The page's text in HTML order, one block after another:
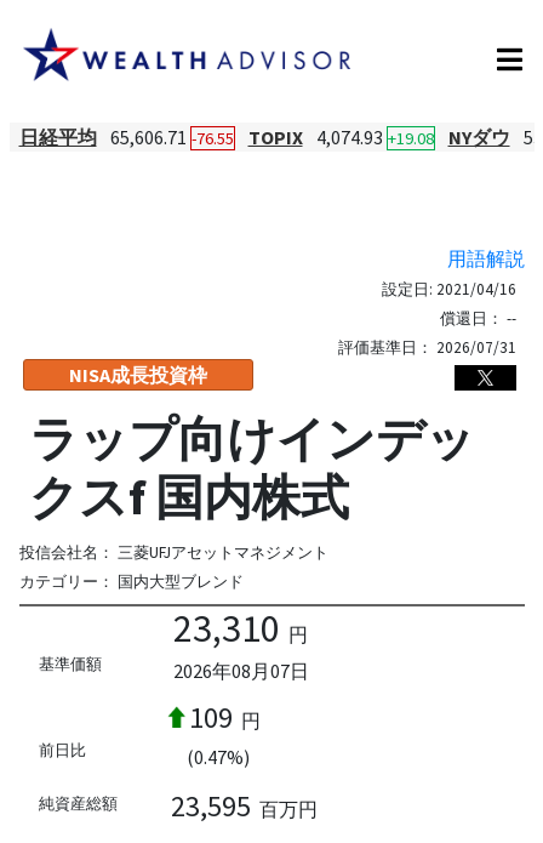
日経平均 65,606.71 -76.55 TOPIX 4,074.93 +19.08 NYダウ
用語解説
NISA成長投資枠
設定日: 2021/04/16
償還日： --
評価基準日： 2026/07/31
ラップ向けインデッ
クスf 国内株式
投信会社名： 三菱UFJアセットマネジメント
カテゴリー： 国内大型ブレンド
基準価額
23,310 円
2026年08月07日
前日比
109 円
(0.47%)
純資産総額 23,595 百万円